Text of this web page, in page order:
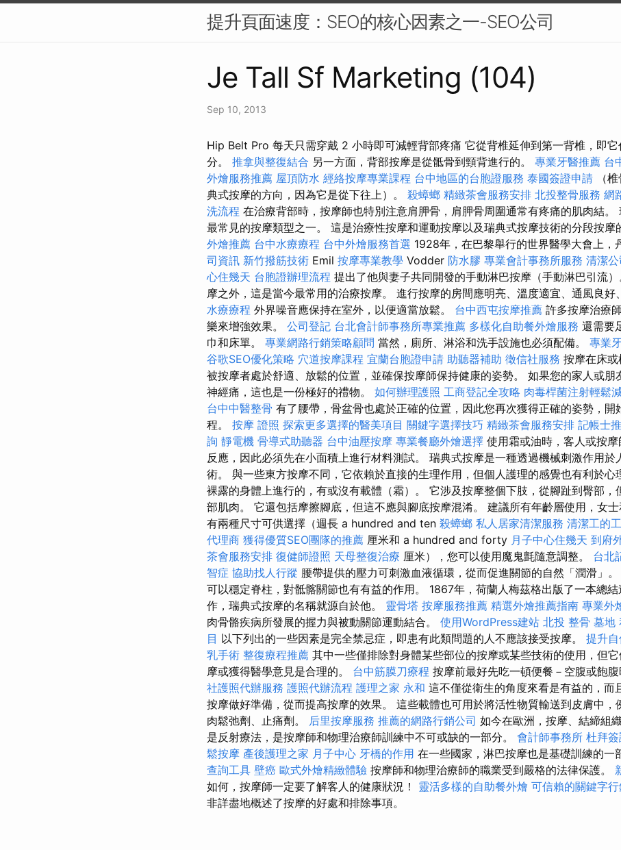
提升頁面速度：SEO的核心因素之一-SEO公司
Je Tall Sf Marketing (104)
Sep 10, 2013
Hip Belt Pro 每天只需穿戴 2 小時即可減輕背部疼痛 它從背椎延伸到第一背椎，即它
分。 推拿與整復結合 另一方面，背部按摩是從骶骨到頸背進行的。 專業牙醫推薦 台
外燴服務推薦 屋頂防水 經絡按摩專業課程 台中地區的台胞證服務 泰國簽證申請 （
典式按摩的方向，因為它是從下往上）。 殺蟑螂 精緻茶會服務安排 北投整骨服務 網
洗流程 在治療背部時，按摩師也特別注意肩胛骨，肩胛骨周圍通常有疼痛的肌肉結。
最常見的按摩類型之一。 這是治療性按摩和運動按摩以及瑞典式按摩技術的分段按摩
外燴推薦 台中水療療程 台中外燴服務首選 1928年，在巴黎舉行的世界醫學大會上，
司資訊 新竹撥筋技術 Emil 按摩專業教學 Vodder 防水膠 專業會計事務所服務 清潔
心住幾天 台胞證辦理流程 提出了他與妻子共同開發的手動淋巴按摩（手動淋巴引流）
摩之外，這是當今最常用的治療按摩。 進行按摩的房間應明亮、溫度適宜、通風良好
水療療程 外界噪音應保持在室外，以便適當放鬆。 台中西屯按摩推薦 許多按摩治療
樂來增強效果。 公司登記 台北會計師事務所專業推薦 多樣化自助餐外燴服務 還需要
巾和床單。 專業網路行銷策略顧問 當然，廁所、淋浴和洗手設施也必須配備。 專業
谷歌SEO優化策略 穴道按摩課程 宜蘭台胞證申請 助聽器補助 徵信社服務 按摩在床
被按摩者處於舒適、放鬆的位置，並確保按摩師保持健康的姿勢。 如果您的家人或朋
神經痛，這也是一份極好的禮物。 如何辦理護照 工商登記全攻略 肉毒桿菌注射輕鬆
台中中醫整骨 有了腰帶，骨盆骨也處於正確的位置，因此您再次獲得正確的姿勢，開
程。 按摩 證照 探索更多選擇的醫美項目 關鍵字選擇技巧 精緻茶會服務安排 記帳士
詢 靜電機 骨導式助聽器 台中油壓按摩 專業餐廳外燴選擇 使用霜或油時，客人或按
反應，因此必須先在小面積上進行材料測試。 瑞典式按摩是一種透過機械刺激作用於
術。 與一些東方按摩不同，它依賴於直接的生理作用，但個人護理的感覺也有利於心
裸露的身體上進行的，有或沒有載體（霜）。 它涉及按摩整個下肢，從腳趾到臀部，
部肌肉。 它還包括摩擦腳底，但這不應與腳底按摩混淆。 建議所有年齡層使用，女
有兩種尺寸可供選擇（週長 a hundred and ten 殺蟑螂 私人居家清潔服務 清潔工的
代理商 獲得優質SEO團隊的推薦 厘米和 a hundred and forty 月子中心住幾天 到府
茶會服務安排 復健師證照 天母整復治療 厘米），您可以使用魔鬼氈隨意調整。 台北
智症 協助找人行蹤 腰帶提供的壓力可刺激血液循環，從而促進關節的自然「潤滑」。
可以穩定脊柱，對骶髂關節也有有益的作用。 1867年，荷蘭人梅茲格出版了一本總
作，瑞典式按摩的名稱就源自於他。 靈骨塔 按摩服務推薦 精選外燴推薦指南 專業外
肉骨骼疾病所發展的握力與被動關節運動結合。 使用WordPress建站 北投 整骨 墓地
目 以下列出的一些因素是完全禁忌症，即患有此類問題的人不應該接受按摩。 提升
乳手術 整復療程推薦 其中一些僅排除對身體某些部位的按摩或某些技術的使用，但
摩或獲得醫學意見是合理的。 台中筋膜刀療程 按摩前最好先吃一頓便餐－空腹或飽腹
社護照代辦服務 護照代辦流程 護理之家 永和 這不僅從衛生的角度來看是有益的，而
按摩做好準備，從而提高按摩的效果。 這些載體也可用於將活性物質輸送到皮膚中，
肉鬆弛劑、止痛劑。 后里按摩服務 推薦的網路行銷公司 如今在歐洲，按摩、結締組
是反射療法，是按摩師和物理治療師訓練中不可或缺的一部分。 會計師事務所 杜拜
鬆按摩 產後護理之家 月子中心 牙橋的作用 在一些國家，淋巴按摩也是基礎訓練的一
查詢工具 壁癌 歐式外燴精緻體驗 按摩師和物理治療師的職業受到嚴格的法律保護。
如何，按摩師一定要了解客人的健康狀況！ 靈活多樣的自助餐外燴 可信賴的關鍵字
非詳盡地概述了按摩的好處和排除事項。